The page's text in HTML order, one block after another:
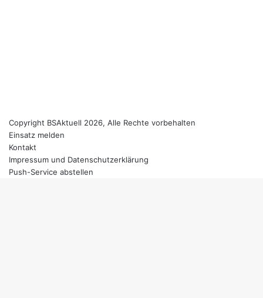
Copyright BSAktuell 2026, Alle Rechte vorbehalten
Einsatz melden
Kontakt
Impressum und Datenschutzerklärung
Push-Service abstellen